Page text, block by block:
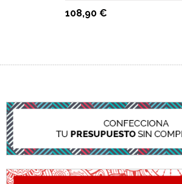
108,90 €